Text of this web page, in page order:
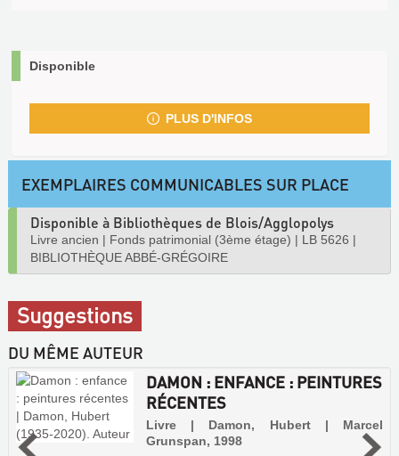
Disponible
PLUS D'INFOS
EXEMPLAIRES COMMUNICABLES SUR PLACE
Disponible à Bibliothèques de Blois/Agglopolys
Livre ancien | Fonds patrimonial (3ème étage) | LB 5626 |
BIBLIOTHÈQUE ABBÉ-GRÉGOIRE
Suggestions
DU MÊME AUTEUR
DAMON : ENFANCE : PEINTURES
RÉCENTES
Livre | Damon, Hubert | Marcel
Grunspan, 1998